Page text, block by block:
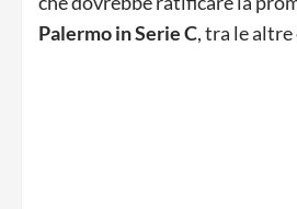
Palermo in Serie C, tra le altre